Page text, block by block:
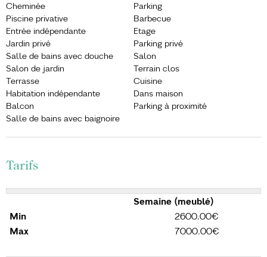
Cheminée
Parking
Piscine privative
Barbecue
Entrée indépendante
Etage
Jardin privé
Parking privé
Salle de bains avec douche
Salon
Salon de jardin
Terrain clos
Terrasse
Cuisine
Habitation indépendante
Dans maison
Balcon
Parking à proximité
Salle de bains avec baignoire
Tarifs
Semaine (meublé)
2600.00€
7000.00€